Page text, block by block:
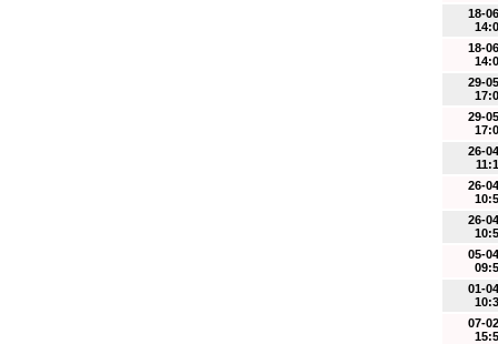
18-
18-
29-
29-
26-
26-
26-
05-
01-
07-